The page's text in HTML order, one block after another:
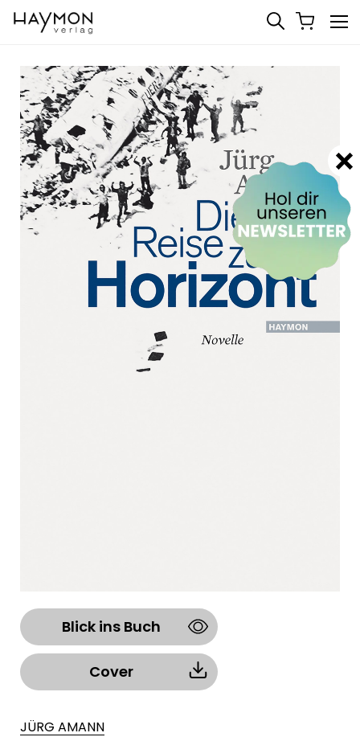
Blick ins Buch
Cover
JÜRG AMANN